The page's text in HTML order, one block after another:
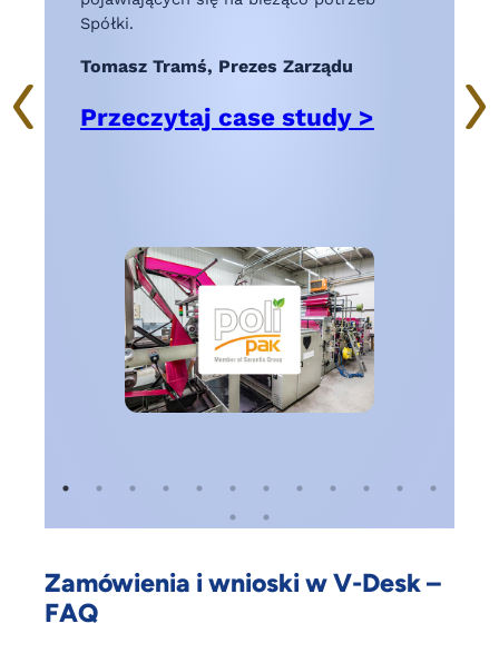
Spółki.
Tomasz Tramś, Prezes Zarządu
Przeczytaj case study >
Zamówienia i wnioski w V-Desk –
FAQ